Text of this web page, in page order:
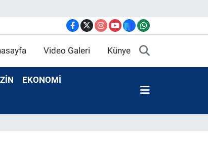
Video Galeri Künye
EKONOMİ